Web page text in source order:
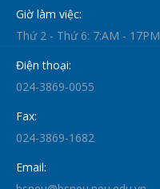
Giờ làm việc:
Thứ 2 - Thứ 6: 7:AM - 17PM
Điện thoại:
024-3869-0055
Fax:
024-3869-1682
Email: